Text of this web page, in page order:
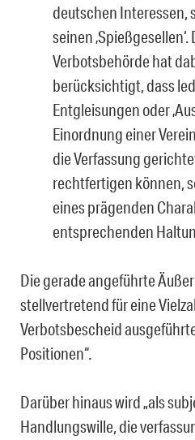
deutschen Interessen,
seinen ‚Spießgesellen‘.
Verbotsbehörde hat
berücksichtigt, dass
Entgleisungen oder
Einordnung einer
die Verfassung
rechtfertigen können,
eines prägenden
entsprechenden
Die gerade angeführte
stellvertretend für eine
Verbotsbescheid
Positionen“.
Darüber hinaus wird „als
Handlungswille, die